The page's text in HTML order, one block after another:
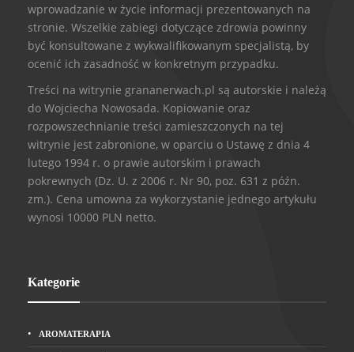
wprowadzanie w życie informacji prezentowanych na
stronie. Wszelkie zabiegi dotyczące zdrowia powinny
być konsultowane z wykwalifikowanym specjalistą, by
ocenić ich zasadność w konkretnym przypadku.
Treści na witrynie grananerwach.pl są autorskie i należą
do Wojciecha Nowosada. Kopiowanie oraz
rozpowszechnianie treści zamieszczonych na tej
witrynie jest zabronione, w oparciu o Ustawę z dnia 4
lutego 1994 r. o prawie autorskim i prawach
pokrewnych (Dz. U. z 2006 r. Nr 90, poz. 631 z późn.
zm.). Cena umowna za wykorzystanie jednego artykułu
wynosi 10000 PLN netto.
Kategorie
AROMATERAPIA